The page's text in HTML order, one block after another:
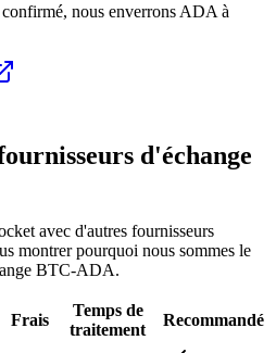
nous enverrons ADA à
d'échange
avec d'autres fournisseurs
montrer pourquoi nous sommes le
BTC-ADA.
Frais
Temps de
traitement
Recommandé